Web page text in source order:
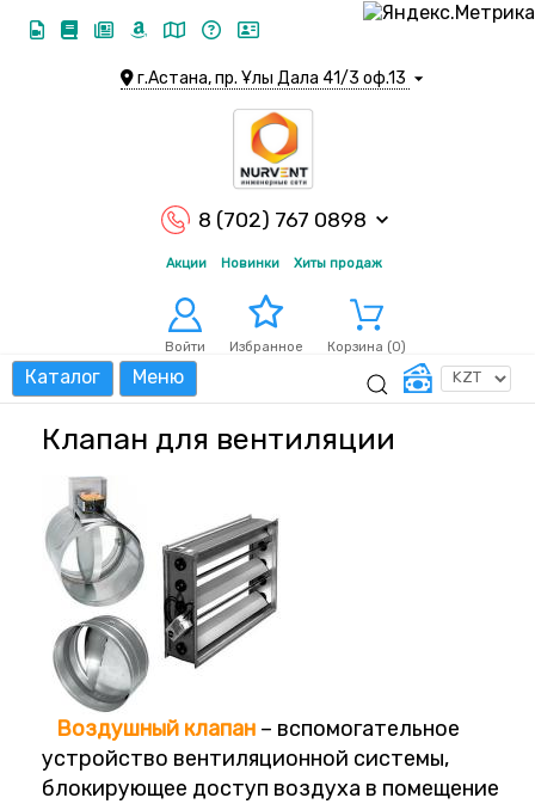
г.Астана, пр. Ұлы Дала 41/3 оф.13
8 (702) 767 0898
Акции Новинки Хиты продаж
Войти Избранное Корзина (0)
Каталог Меню
Клапан для вентиляции
Воздушный клапан – вспомогательное
устройство вентиляционной системы,
блокирующее доступ воздуха в помещение